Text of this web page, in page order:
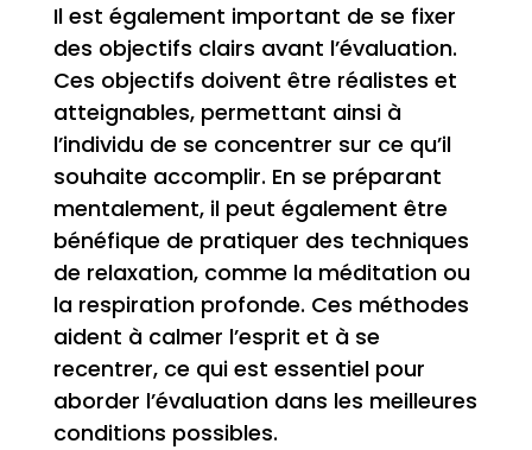
Il est également important de se fixer
des objectifs clairs avant l’évaluation.
Ces objectifs doivent être réalistes et
atteignables, permettant ainsi à
l’individu de se concentrer sur ce qu’il
souhaite accomplir. En se préparant
mentalement, il peut également être
bénéfique de pratiquer des techniques
de relaxation, comme la méditation ou
la respiration profonde. Ces méthodes
aident à calmer l’esprit et à se
recentrer, ce qui est essentiel pour
aborder l’évaluation dans les meilleures
conditions possibles.